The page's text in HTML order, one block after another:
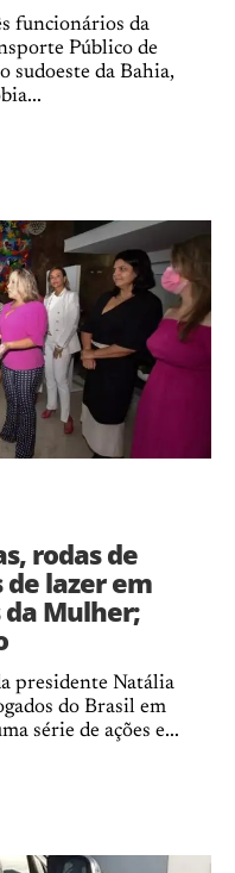
funcionários da
Público de
sudoeste da Bahia,
rodas de
lazer em
da Mulher;
presidente Natália
do Brasil em
série de ações e...